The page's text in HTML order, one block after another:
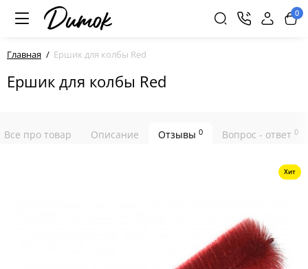
0
Главная Ершик для колбы Red
Ершик для колбы Red
Все про товар Описание Отзывы 0 Вопрос - ответ 0
Хит